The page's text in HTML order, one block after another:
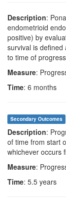
Description:
endometrioid
positive) by
survival is
to time of
Measure:
Time: 6 months
Secondary Outcomes
Description:
of time from start
whichever occurs
Measure:
Time: 5.5 years